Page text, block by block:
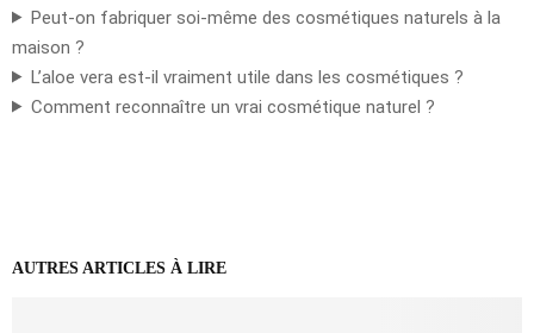
Peut-on fabriquer soi-même des cosmétiques naturels à la
maison ?
L’aloe vera est-il vraiment utile dans les cosmétiques ?
Comment reconnaître un vrai cosmétique naturel ?
AUTRES ARTICLES À LIRE